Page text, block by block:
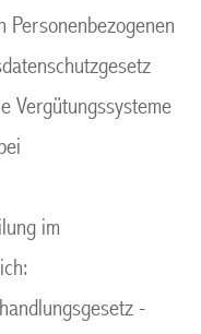
Personenbezogenen
Vergütungssysteme
im
-